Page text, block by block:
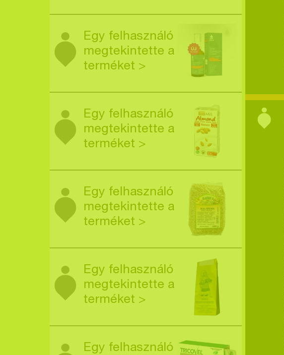
Egy felhasználó
megtekintette a
terméket >
Egy felhasználó
megtekintette a
terméket >
Egy felhasználó
megtekintette a
terméket >
Egy felhasználó
megtekintette a
terméket >
Egy felhasználó